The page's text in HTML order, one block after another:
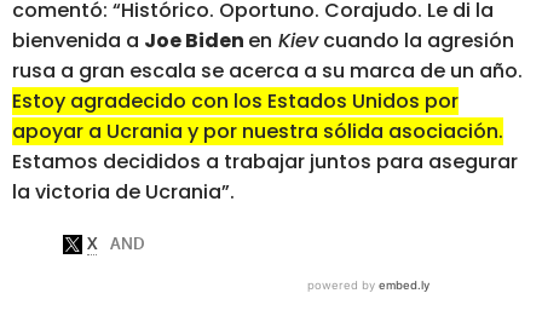
comentó: “Histórico. Oportuno. Corajudo. Le di la
bienvenida a Joe Biden en Kievcuando la agresión
rusa a gran escala se acerca a su marca de un año.
Estoy agradecido con los Estados Unidos por
apoyar a Ucrania y por nuestra sólida asociación.
Estamos decididos a trabajar juntos para asegurar
la victoria de Ucrania”.